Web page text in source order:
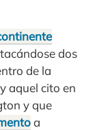
dos
de la
aquel cito en
y que
a